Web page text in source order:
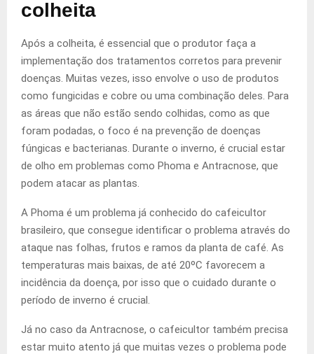
colheita
Após a colheita, é essencial que o produtor faça a
implementação dos tratamentos corretos para prevenir
doenças. Muitas vezes, isso envolve o uso de produtos
como fungicidas e cobre ou uma combinação deles. Para
as áreas que não estão sendo colhidas, como as que
foram podadas, o foco é na prevenção de doenças
fúngicas e bacterianas. Durante o inverno, é crucial estar
de olho em problemas como Phoma e Antracnose, que
podem atacar as plantas.
A Phoma é um problema já conhecido do cafeicultor
brasileiro, que consegue identificar o problema através do
ataque nas folhas, frutos e ramos da planta de café. As
temperaturas mais baixas, de até 20ºC favorecem a
incidência da doença, por isso que o cuidado durante o
período de inverno é crucial.
Já no caso da Antracnose, o cafeicultor também precisa
estar muito atento já que muitas vezes o problema pode